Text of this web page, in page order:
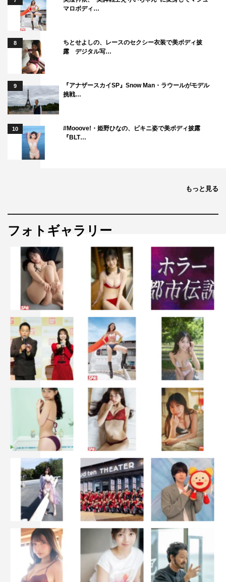
マロボディ…
8
ちとせよしの、レースのセクシー衣装で美ボディ披
露 デジタル写…
9
『アナザースカイSP』Snow Man・ラウールがモデル
挑戦…
10
#Mooove!・姫野ひなの、ビキニ姿で美ボディ披露
『BLT…
もっと見る
フォトギャラリー